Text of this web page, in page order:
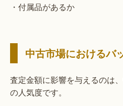
・付属品があるか
中古市場におけるバ
査定金額に影響を与えるのは
の人気度です。